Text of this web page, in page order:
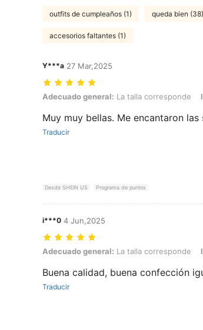
outfits de cumpleaños (1) queda bien (38)
accesorios faltantes (1)
Y***a 27 Mar,2025
Adecuado general: La talla corresponde,
Adecuado general: La talla corresponde
Muy muy bellas. Me encantaron
Traducir
Desde SHEIN US Programa de puntos
i***0 4 Jun,2025
Adecuado general: La talla corresponde,
Adecuado general: La talla corresponde
Buena calidad, buena confección
Traducir